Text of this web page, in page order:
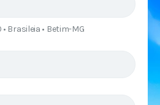
Brasileia • Betim-MG